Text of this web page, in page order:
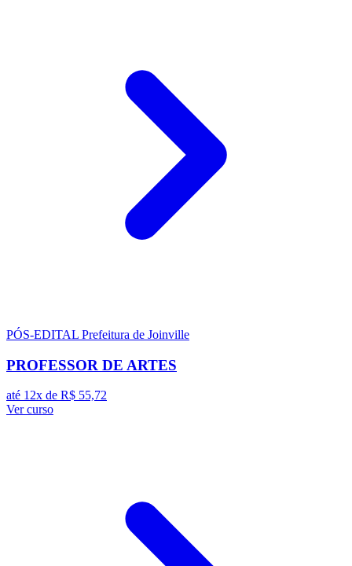
PÓS-EDITAL Prefeitura de Joinville
PROFESSOR DE ARTES
até 12x de R$ 55,72
Ver curso